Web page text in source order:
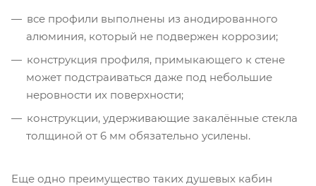
все профили выполнены из анодированного
алюминия, который не подвержен коррозии;
конструкция профиля, примыкающего к стене
может подстраиваться даже под небольшие
неровности их поверхности;
конструкции, удерживающие закалённые стекла
толщиной от 6 мм обязательно усилены.
Еще одно преимущество таких душевых кабин